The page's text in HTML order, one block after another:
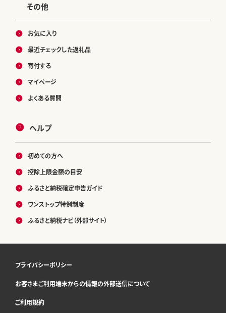
その他
お気に入り
最近チェックした返礼品
寄付する
マイページ
よくある質問
ヘルプ
初めての方へ
控除上限金額の目安
ふるさと納税確定申告ガイド
ワンストップ特例制度
ふるさと納税ナビ（外部サイト）
プライバシーポリシー
お客さまご利用端末からの情報の外部送信について
ご利用規約